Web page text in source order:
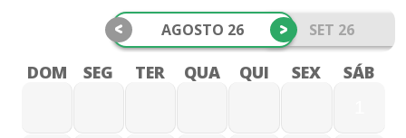
AGOSTO 26 SET 26
< >
DOM SEG TER QUA QUI SEX SÁB